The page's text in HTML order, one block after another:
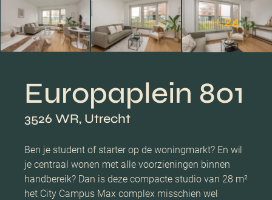
+ 24
Europaplein 801
3526 WR, Utrecht
Ben je student of starter op de woningmarkt? En wil
je centraal wonen met alle voorzieningen binnen
handbereik? Dan is deze compacte studio van 28 m²
het City Campus Max complex misschien wel